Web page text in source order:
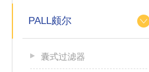
PALL颇尔
囊式过滤器